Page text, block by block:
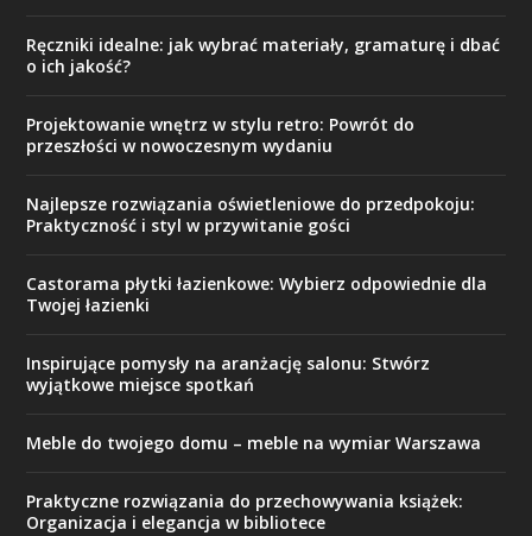
Ręczniki idealne: jak wybrać materiały, gramaturę i dbać
o ich jakość?
Projektowanie wnętrz w stylu retro: Powrót do
przeszłości w nowoczesnym wydaniu
Najlepsze rozwiązania oświetleniowe do przedpokoju:
Praktyczność i styl w przywitanie gości
Castorama płytki łazienkowe: Wybierz odpowiednie dla
Twojej łazienki
Inspirujące pomysły na aranżację salonu: Stwórz
wyjątkowe miejsce spotkań
Meble do twojego domu – meble na wymiar Warszawa
Praktyczne rozwiązania do przechowywania książek:
Organizacja i elegancja w bibliotece